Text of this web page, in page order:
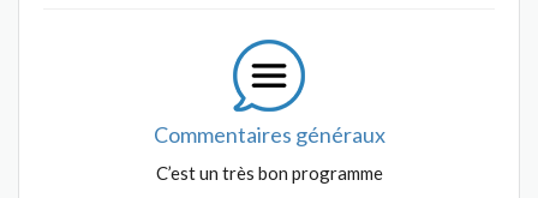
Commentaires généraux
C’est un très bon programme